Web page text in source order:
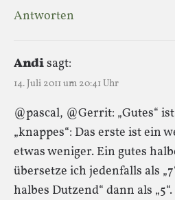
Antworten
Andisagt:
14. Juli 2011 um 20:41 Uhr
@pascal, @Gerrit: „Gutes“
„knappes“: Das erste ist ein
etwas weniger. Ein gutes
übersetze ich jedenfalls als
halbes Dutzend“ dann als „5“.